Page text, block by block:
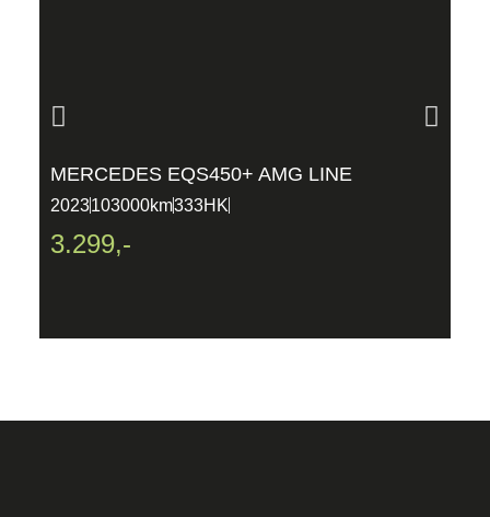
MERCEDES EQS450+ AMG LINE
2023103000km333HK
3.299,-